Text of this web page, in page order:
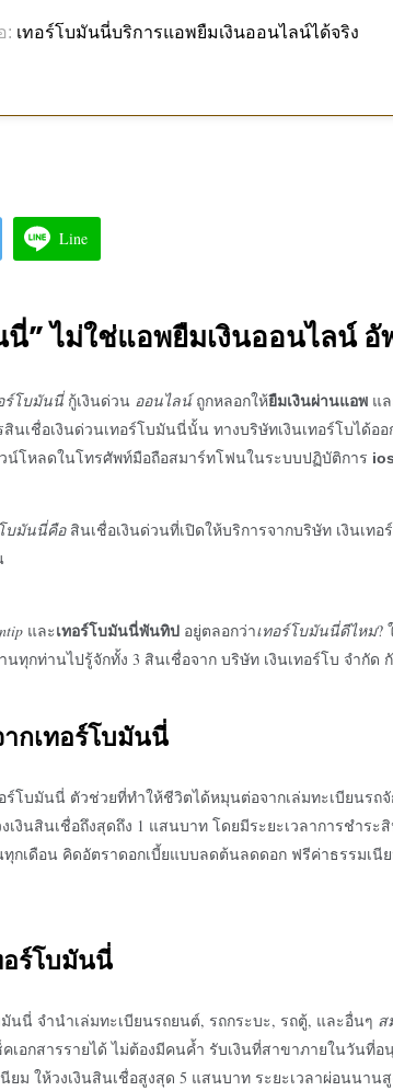
: เทอร์โบมันนี่บริการแอพยืมเงินออนไลน์ได้จริง
Line
นี่”ไม่ใช่แอพยืมเงินออนไลน์อั
ร์โบมันนี่กู้เงินด่วน ออนไลน์ถูกหลอกให้ยืมเงินผ่านแอพ แ
นเชื่อเงินด่วนเทอร์โบมันนี่นั้น ทางบริษัทเงินเทอร์โบได้อ
โหลดในโทรศัพท์มือถือสมาร์ทโฟนในระบบปฏิบัติการ ios
บมันนี่คือสินเชื่อเงินด่วนที่เปิดให้บริการจากบริษัท เงินเท
และเทอร์โบมันนี่พันทิป อยู่ตลอกว่าเทอร์โบมันนี่ดีไหม?
ทุกท่านไปรู้จักทั้ง 3 สินเชื่อจาก บริษัท เงินเทอร์โบ จำกัด
กเทอร์โบมันนี่
ร์โบมันนี่ ตัวช่วยที่ทำให้ชีวิตได้หมุนต่อจากเล่มทะเบียนรถ
งินสินเชื่อถึงสุดถึง 1 แสนบาท โดยมีระยะเวลาการชำร
กเดือน คิดอัตราดอกเบี้ยแบบลดต้นลดดอก ฟรีค่าธรรมเนี
อร์โบมันนี่
มันนี่ จำนำเล่มทะเบียนรถยนต์, รถกระบะ, รถตู้, และอื่นๆ ส
เอกสารรายได้ไม่ต้องมีคนค้ำ รับเงินที่สาขาภายในวันที่อ
ยม ให้วงเงินสินเชื่อสูงสุด 5 แสนบาท ระยะเวลาผ่อนนาน